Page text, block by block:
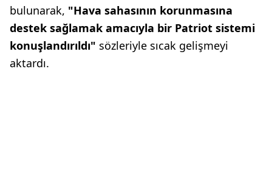
bulunarak, "Hava sahasının korunmasına
destek sağlamak amacıyla bir Patriot sistemi
konuşlandırıldı" sözleriyle sıcak gelişmeyi
aktardı.